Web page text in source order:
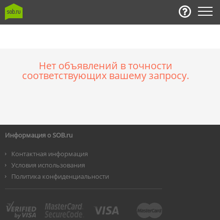
Нет объявлений в точности
соответствующих вашему запросу.
Информация о SOB.ru
Контактная информация
Условия использования
Политика конфиденциальности